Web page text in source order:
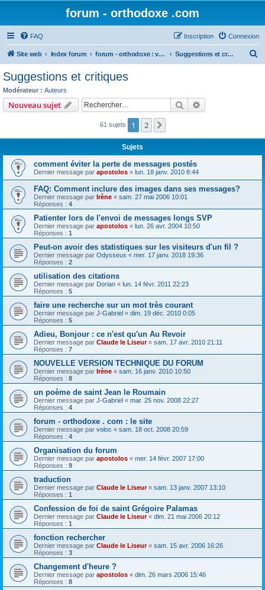
forum - orthodoxe .com
FAQ Connexion
Inscription
Site web Index forum forum - orthodoxe : vos remarques Suggestions et critiques
c
r
Suggestions et critiques
Modérateur : Auteurs
Nouveau sujet Rechercher
61 sujets 1 2
Sujets
comment éviter la perte de messages postés
Dernier message par apostolos « lun. 18 janv. 2010 8:44
FAQ: Comment inclure des images dans ses messages?
Dernier message par Irène « sam. 27 mai 2006 10:01
Réponses : 4
Patienter lors de l'envoi de messages longs SVP
Dernier message par apostolos « lun. 26 avr. 2004 10:50
Réponses : 1
Peut-on avoir des statistiques sur les visiteurs d'un fil ?
Dernier message par Odysseus « mer. 17 janv. 2018 19:36
Réponses : 2
utilisation des citations
Dernier message par Dorian « lun. 14 févr. 2011 22:23
Réponses : 5
faire une recherche sur un mot très courant
Dernier message par J-Gabriel « dim. 19 déc. 2010 0:05
Réponses : 5
Adieu, Bonjour : ce n'est qu'un Au Revoir
Dernier message par Claude le Liseur« sam. 17 avr. 2010 21:11
Réponses : 7
NOUVELLE VERSION TECHNIQUE DU FORUM
Dernier message par Irène « sam. 16 janv. 2010 10:50
Réponses : 8
un poème de saint Jean le Roumain
Dernier message par J-Gabriel « mar. 25 nov. 2008 22:27
Réponses : 4
forum - orthodoxe . com : le site
Dernier message par voloc « sam. 18 oct. 2008 20:59
Réponses : 4
Organisation du forum
Dernier message par apostolos « mer. 14 févr. 2007 17:00
Réponses : 9
traduction
Dernier message par Claude le Liseur« sam. 13 janv. 2007 13:10
Réponses : 1
Confession de foi de saint Grégoire Palamas
Dernier message par Claude le Liseur« dim. 21 mai 2006 20:12
Réponses : 1
fonction rechercher
Dernier message par Claude le Liseur« sam. 15 avr. 2006 16:26
Réponses : 3
Changement d'heure ?
Dernier message par apostolos « dim. 26 mars 2006 15:46
Réponses : 8